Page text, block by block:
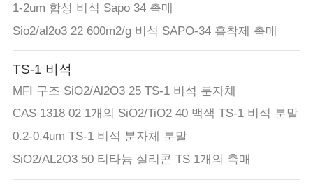
락
주
세
요
뉴
스
1-2um 합성 비석 Sapo 34 촉매
Sio2/al2o3 22 600m2/g 비석 SAPO-34 흡착제 촉매
TS-1 비석
MFI 구조 SiO2/Al2O3 25 TS-1 비석 분자체
CAS 1318 02 1개의 SiO2/TiO2 40 백색 TS-1 비석 분말
0.2-0.4um TS-1 비석 분자체 분말
SiO2/AL2O3 50 티타늄 실리콘 TS 1개의 촉매